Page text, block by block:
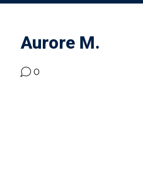
Aurore M.
0